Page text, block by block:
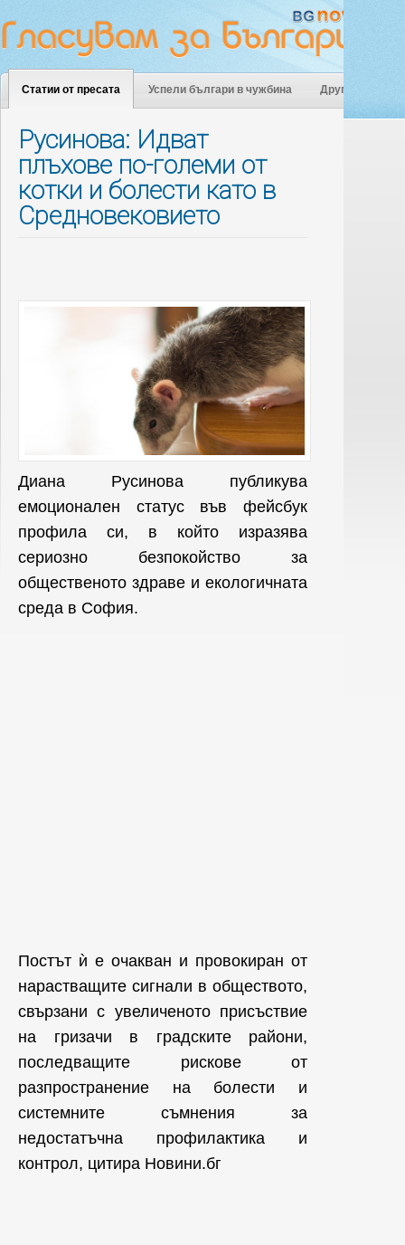
Статии от пресата Успели българи в чужбина Други
Русинова: Идват
плъхове по-големи от
котки и болести като в
Средновековието
Диана Русинова публикува
емоционален статус във фейсбук
профила си, в който изразява
сериозно безпокойство за
общественото здраве и екологичната
среда в София.
Постът ѝ е очакван и провокиран от
нарастващите сигнали в обществото,
свързани с увеличеното присъствие
на гризачи в градските райони,
последващите рискове от
разпространение на болести и
системните съмнения за
недостатъчна профилактика и
контрол, цитира Новини.бг